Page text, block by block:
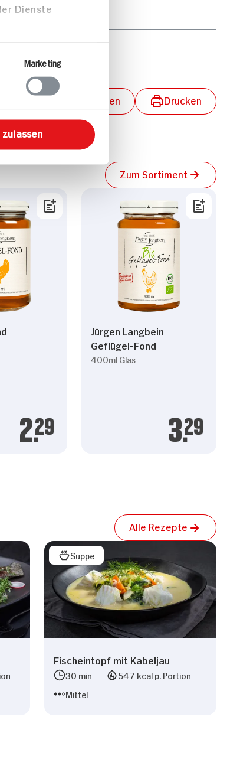
Dienste
Marketing
zulassen
22g
aktivieren Teilen Drucken
Zum Sortiment
2.29
Jürgen Langbein
Geflügel-Fond
400ml Glas
3.29
Alle Rezepte
Suppe
Fischeintopf mit Kabeljau
30 min
547 kcal p. Portion
Mittel